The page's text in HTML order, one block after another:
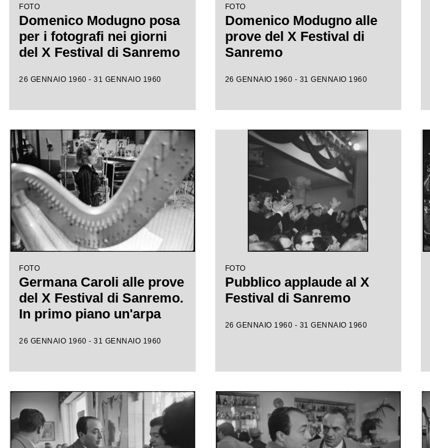
FOTO
Domenico Modugno posa
per i fotografi nei giorni
del X Festival di Sanremo
26 GENNAIO 1960 - 31 GENNAIO 1960
FOTO
Domenico Modugno alle
prove del X Festival di
Sanremo
26 GENNAIO 1960 - 31 GENNAIO 1960
FOTO
Germana Caroli alle prove
del X Festival di Sanremo.
In primo piano un'arpa
26 GENNAIO 1960 - 31 GENNAIO 1960
FOTO
Pubblico applaude al X
Festival di Sanremo
26 GENNAIO 1960 - 31 GENNAIO 1960